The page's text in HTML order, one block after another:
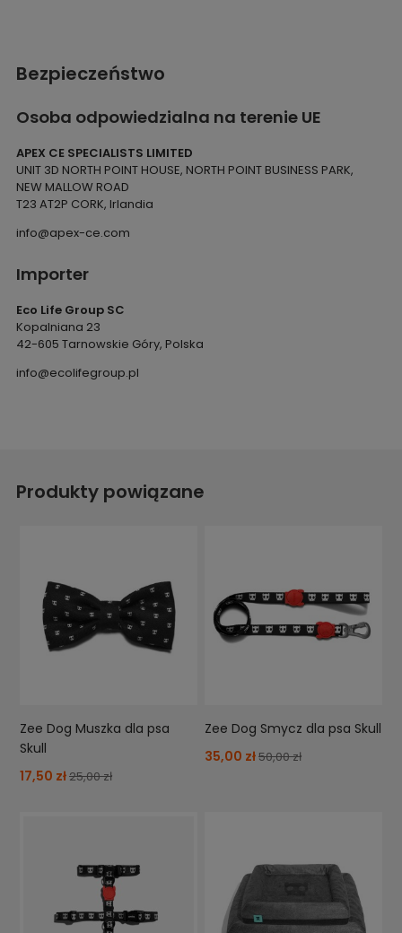
Bezpieczeństwo
Osoba odpowiedzialna na terenie UE
APEX CE SPECIALISTS LIMITED
UNIT 3D NORTH POINT HOUSE, NORTH POINT BUSINESS PARK,
NEW MALLOW ROAD
T23 AT2P CORK, Irlandia
info@apex-ce.com
Importer
Eco Life Group SC
Kopalniana 23
42-605 Tarnowskie Góry, Polska
info@ecolifegroup.pl
Produkty powiązane
Zee Dog Muszka dla psa
Skull
17,50 zł25,00 zł
Zee Dog Smycz dla psa Skull
35,00 zł50,00 zł